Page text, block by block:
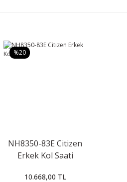
%20
NH8350-83E Citizen
Erkek Kol Saati
10.668,00 TL